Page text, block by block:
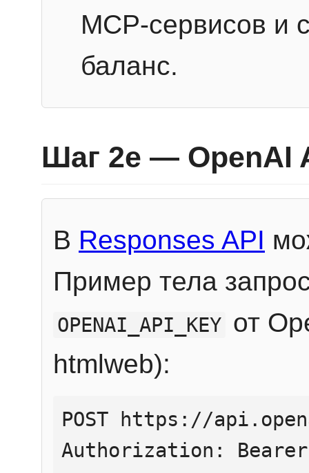
MCP-сервисов и
баланс.
Шаг 2e — OpenAI
В Responses API
Пример тела
OPENAI_API_KEY от
htmlweb):
POST https://
Authorization: